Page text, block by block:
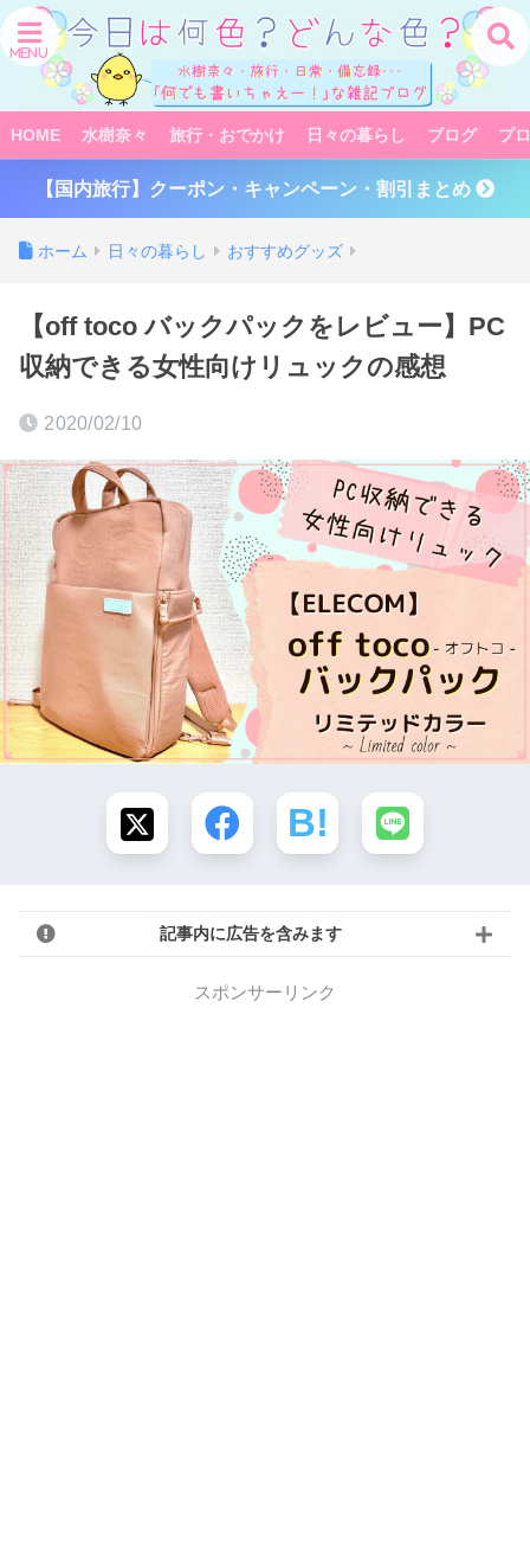
HOME 水樹奈々 旅行・おでかけ 日々の暮らし ブログ プ
【国内旅行】クーポン・キャンペーン・割引まとめ
ホーム 日々の暮らし おすすめグッズ
【off toco バックパックをレビュー】PC
収納できる女性向けリュックの感想
2020/02/10
記事内に広告を含みます
スポンサーリンク